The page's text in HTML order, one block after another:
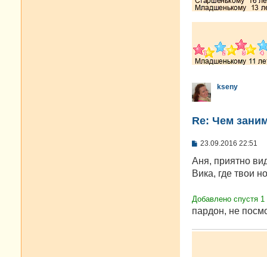
kseny
Re: Чем
С
о
щ
и
е
23.09.2016 22:51
Аня, приятно
Вика, где твои
Добавлено спустя
пардон, не